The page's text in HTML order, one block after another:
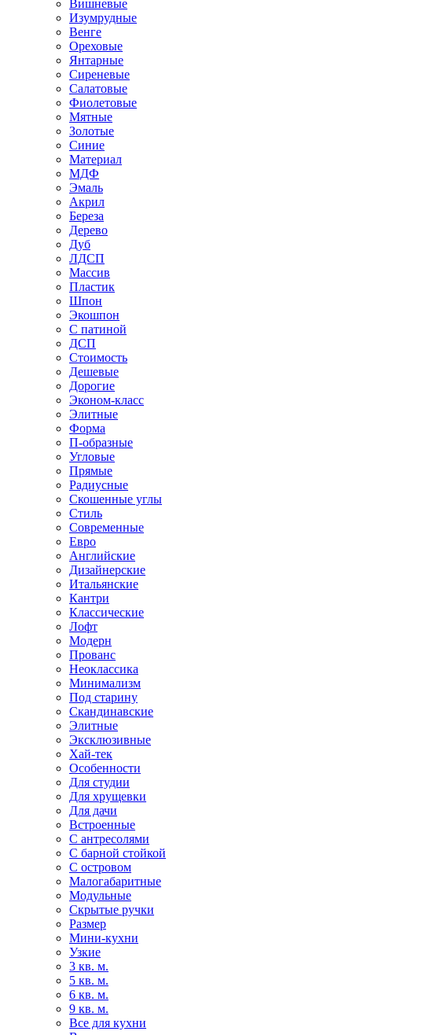
Вишневые
Изумрудные
Венге
Ореховые
Янтарные
Сиреневые
Салатовые
Фиолетовые
Мятные
Золотые
Синие
Материал
МДФ
Эмаль
Акрил
Береза
Дерево
Дуб
ЛДСП
Массив
Пластик
Шпон
Экошпон
С патиной
ДСП
Стоимость
Дешевые
Дорогие
Эконом-класс
Элитные
Форма
П-образные
Угловые
Прямые
Радиусные
Скошенные углы
Стиль
Современные
Евро
Английские
Дизайнерские
Итальянские
Кантри
Классические
Лофт
Модерн
Прованс
Неоклассика
Минимализм
Под старину
Скандинавские
Элитные
Эксклюзивные
Хай-тек
Особенности
Для студии
Для хрущевки
Для дачи
Встроенные
С антресолями
С барной стойкой
С островом
Малогабаритные
Модульные
Скрытые ручки
Размер
Мини-кухни
Узкие
3 кв. м.
5 кв. м.
6 кв. м.
9 кв. м.
Все для кухни